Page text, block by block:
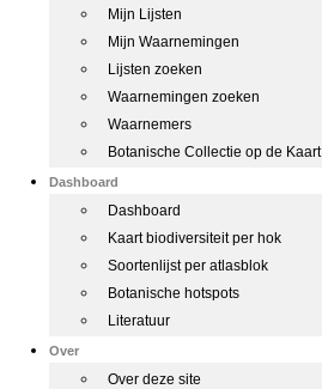
Mijn Lijsten
Mijn Waarnemingen
Lijsten zoeken
Waarnemingen zoeken
Waarnemers
Botanische Collectie op de Kaart
Dashboard
Dashboard
Kaart biodiversiteit per hok
Soortenlijst per atlasblok
Botanische hotspots
Literatuur
Over
Over deze site